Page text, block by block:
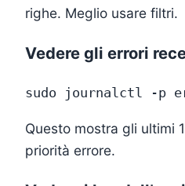
righe. Meglio usare filtri.
Vedere gli errori
Questo mostra gli ultimi
priorità errore.